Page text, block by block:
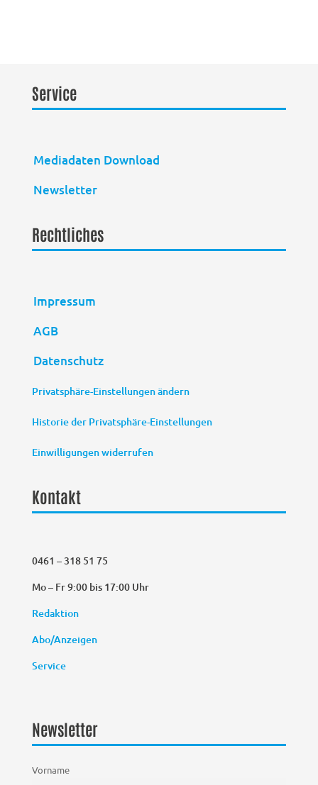
Service
Mediadaten Download
Newsletter
Rechtliches
Impressum
AGB
Datenschutz
Privatsphäre-Einstellungen ändern
Historie der Privatsphäre-Einstellungen
Einwilligungen widerrufen
Kontakt
0461 – 318 51 75
Mo – Fr 9:00 bis 17:00 Uhr
Redaktion
Abo/Anzeigen
Service
Newsletter
Vorname